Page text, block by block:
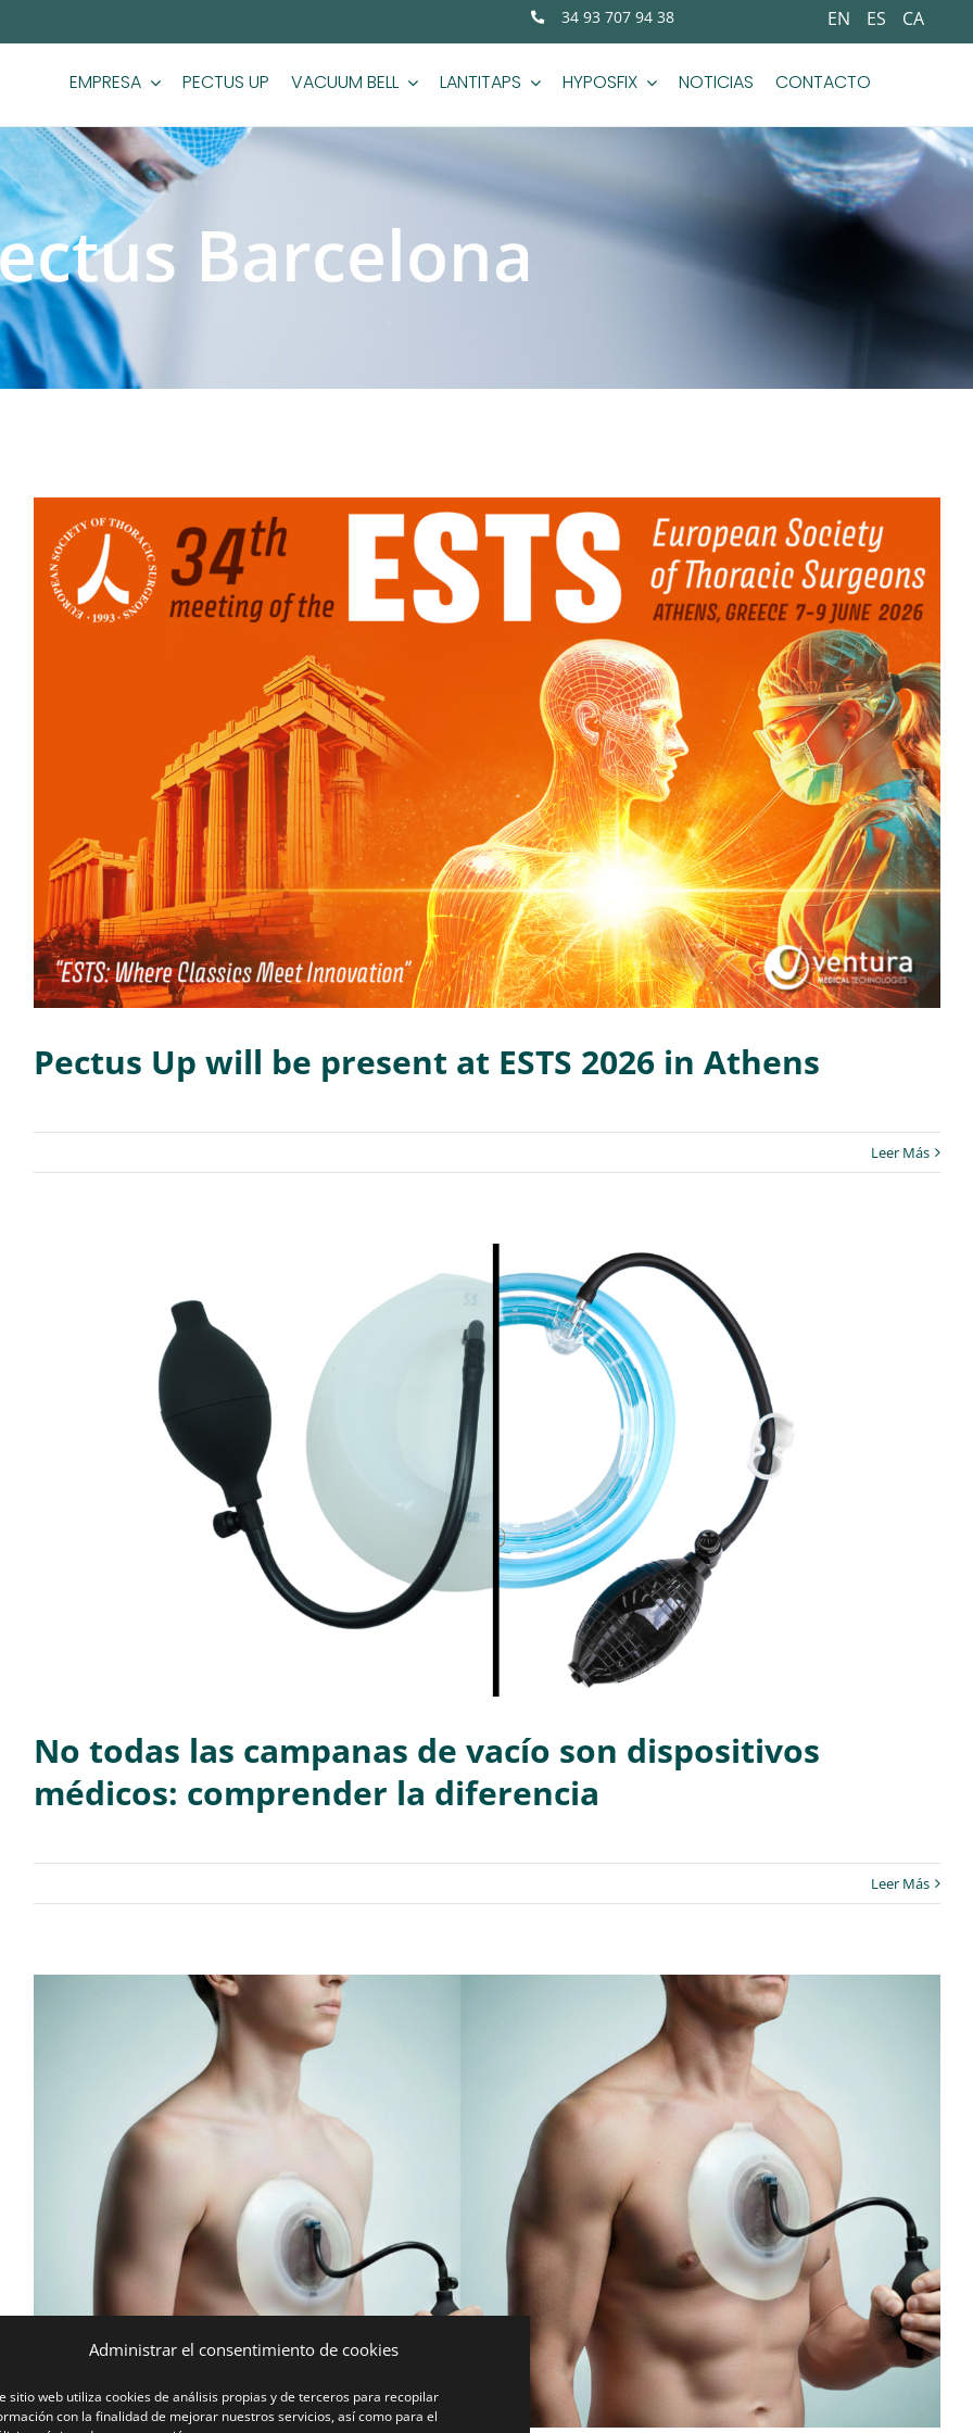
Administrar el consentimiento de cookies
sitio web utiliza cookies de análisis propias y de terceros para recopilar
con la finalidad de mejorar nuestros servicios, así como para el
34 93 707 94 38 EN ES CA
EMPRESA PECTUS UP VACUUM BELL LANTITAPS HYPOSFIX NOTICIAS CONTACTO
Barcelona
Pectus Up will be present at ESTS 2026 in Athens
Leer Más
No todas las campanas de vacío son dispositivos
médicos: comprender la diferencia
Leer Más